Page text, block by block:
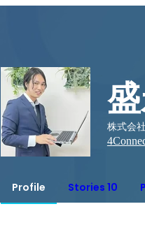
株式会
4
Profile Stories 10